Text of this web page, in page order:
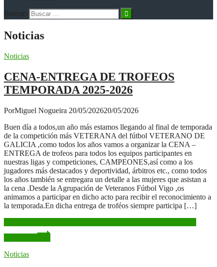
Buscar:
Noticias
Noticias
CENA-ENTREGA DE TROFEOS
TEMPORADA 2025-2026
PorMiguel Nogueira 20/05/202620/05/2026
Buen día a todos,un año más estamos llegando al final de temporada
de la competición más VETERANA del fútbol VETERANO DE
GALICIA ,como todos los años vamos a organizar la CENA –
ENTREGA de trofeos para todos los equipos participantes en
nuestras ligas y competiciones, CAMPEONES,así como a los
jugadores más destacados y deportividad, árbitros etc., como todos
los años también se entregara un detalle a las mujeres que asistan a
la cena .Desde la Agrupación de Veteranos Fútbol Vigo ,os
animamos a participar en dicho acto para recibir el reconocimiento a
la temporada.En dicha entrega de troféos siempre participa […]
Noticias